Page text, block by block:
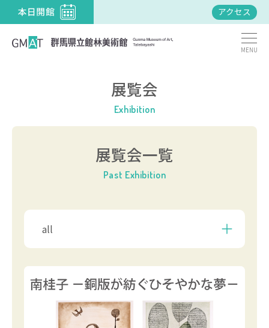
アクセス
MENU
展覧会
Exhibition
展覧会一覧
Past Exhibition